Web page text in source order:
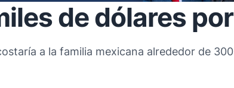
de dólares
a la familia mexicana alrededor de